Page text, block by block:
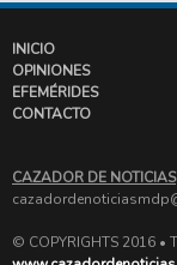
INICIO
OPINIONES
EFEMÉRIDES
CONTACTO
CAZADOR DE NOTICIAS
© COPYRIGHTS 2016